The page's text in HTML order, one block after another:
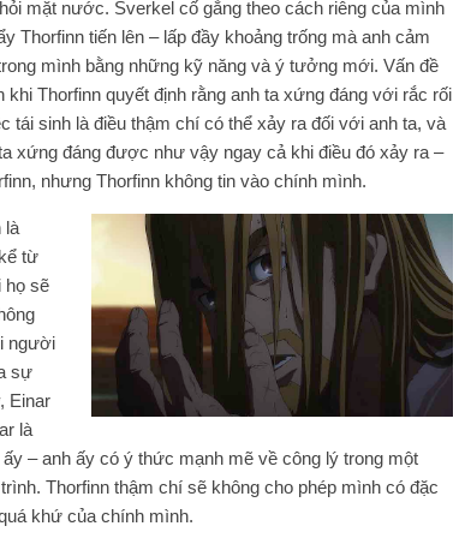
mặt nước. Sverkel cố gắng theo cách riêng của mình
Thorfinn tiến lên – lấp đầy khoảng trống mà anh cảm
mình bằng những kỹ năng và ý tưởng mới. Vấn đề
khi Thorfinn quyết định rằng anh ta xứng đáng với rắc rối
tái sinh là điều thậm chí có thể xảy ra đối với anh ta, và
xứng đáng được như vậy ngay cả khi điều đó xảy ra –
nhưng Thorfinn không tin vào chính mình.
là
từ
họ sẽ
người
sự
Einar
là
– anh ấy có ý thức mạnh mẽ về công lý trong một
Thorfinn thậm chí sẽ không cho phép mình có đặc
khứ của chính mình.